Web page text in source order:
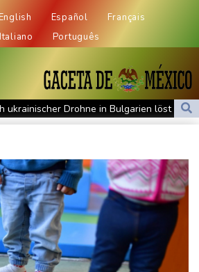
Español
Français
Italiano
Português
ukrainischer Drohne in Bulgarien löst
aus
Etappe: Vollering übernimmt
Grenze zwischen Rumänien und
seinen Vater